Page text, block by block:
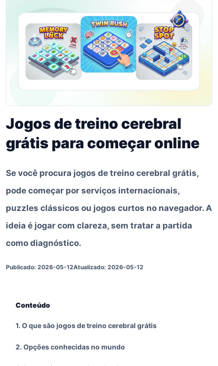
Jogos de treino cerebral
grátis para começar online
Se você procura jogos de treino cerebral grátis,
pode começar por serviços internacionais,
puzzles clássicos ou jogos curtos no navegador. A
ideia é jogar com clareza, sem tratar a partida
como diagnóstico.
Publicado: 2026-05-12Atualizado: 2026-05-12
Conteúdo
1. O que são jogos de treino cerebral grátis
2. Opções conhecidas no mundo